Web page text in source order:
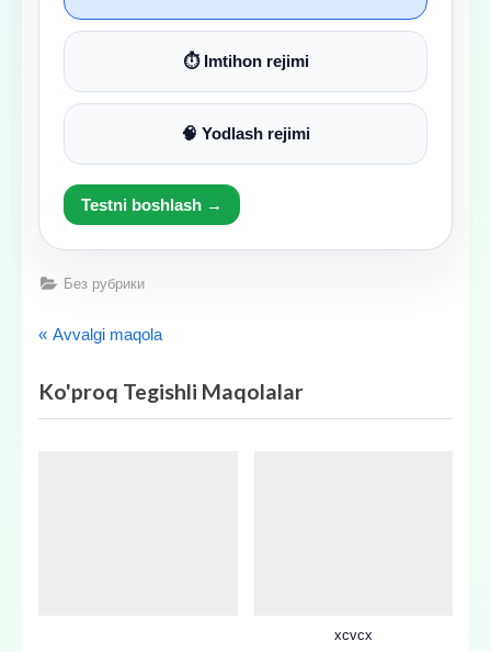
⏱ Imtihon rejimi
🧠 Yodlash rejimi
Testni boshlash →
Без рубрики
Post
menyusi
O
d
i
Avvalgi maqola
Ko'proq Tegishli Maqolalar
xcvcx